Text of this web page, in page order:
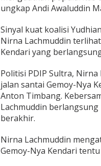
r
ungkap Andi Awaluddin
Sinyal kuat koalisi
Nirna Lachmuddin
Kendari yang
Politisi PDIP Sultra,
jalan santai Gemoy-Nya
Anton Timbang.
Lachmuddin
berakhir.
Nirna Lachmuddin
Gemoy-Nya Kendari